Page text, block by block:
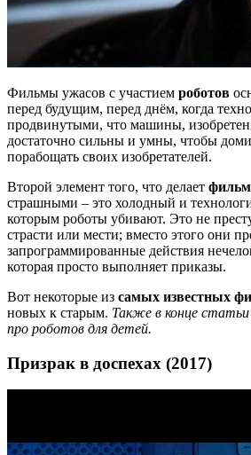
Фильмы ужасов с участием роботов
перед будущим, перед днём, когда
продвинутыми, что машины,
достаточно сильны и умны, чтобы
порабощать своих изобретателей.
Второй элемент того, что делает
страшными – это холодный и
которым роботы убивают. Это не
страсти или мести; вместо этого они
запрограммированные действия
которая просто выполняет приказы.
Вот некоторые из самых известных
новых к старым. Также в конце
про роботов для детей.
Призрак в доспехах (2017)